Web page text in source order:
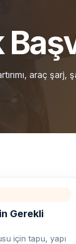
araç
Gerekli
için tapu, yapı